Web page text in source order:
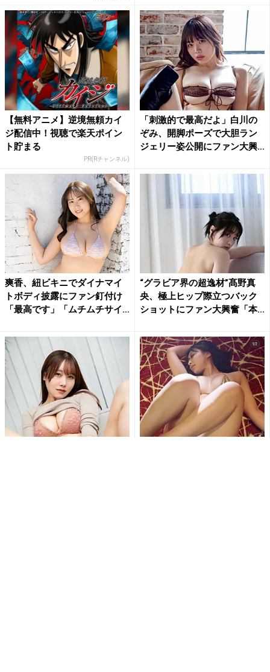
【無料アニメ】逆境無頼カイ
ジ配信中！視聴で楽天ポイン
ト貯まる
PR(Rチャンネル)
「刺激的で最高だよ」白川の
ぞみ、開脚ポーズで大胆ラン
ジェリー姿公開にファン大興
爽香、紐ビキニでダイナマイ
トボディ披露にファン釘付け
「最高です」「ムチムチサイ
“グラビア界の超逸材”髙野真
央、極上ヒップ際立つバック
ショットにファン大興奮「本...